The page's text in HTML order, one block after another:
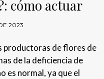
cómo actuar
2023
productoras de flores de
de la deficiencia de
es normal, ya que el